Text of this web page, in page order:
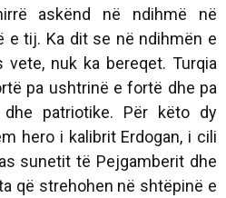
askënd në ndihmë në
e tij. Ka dit se në ndihmën e
nuk ka bereqet. Turqia
pa ushtrinë e fortë dhe pa
dhe patriotike. Për këto dy
hero i kalibrit Erdogan, i cili
sunetit të Pejgamberit dhe
që strehohen në shtëpinë e